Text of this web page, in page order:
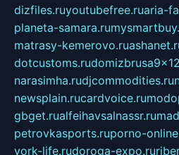
dizfiles.ruyoutubefree.ruaria-
planeta-samara.ru
matrasy-kemerovo.ru
dotcustoms.ru
narasimha.rudjcommodities.ru
newsplain.rucardvoice.ru
gbget.rualfeihavsalnassr.ru
petrovkasports.ruporno-
york-life.rudoroga-expo.ru